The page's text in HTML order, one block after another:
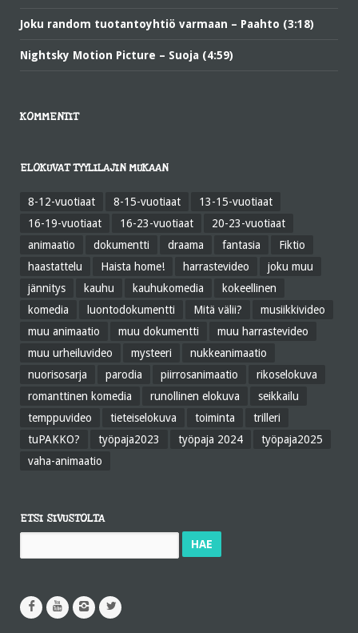
Joku random tuotantoyhtiö varmaan – Paahto (3:18)
Nightsky Motion Picture – Suoja (4:59)
KOMMENTIT
ELOKUVAT TYYLILAJIN MUKAAN
8-12-vuotiaat 8-15-vuotiaat
13-15-vuotiaat
16-19-vuotiaat
16-23-vuotiaat
20-23-vuotiaat
animaatio
dokumentti draama fantasia
Fiktio
haastattelu
Haista home! harrastevideo
joku muu
jännitys
kauhu kauhukomedia
kokeellinen
komedia
luontodokumentti Mitä välii?
musiikkivideo
muu animaatio
muu dokumentti
muu harrastevideo
muu urheiluvideo
mysteeri
nukkeanimaatio
nuorisosarja
parodia piirrosanimaatio
rikoselokuva
romanttinen komedia
runollinen elokuva
seikkailu
temppuvideo
tieteiselokuva toiminta
trilleri
tuPAKKO?
työpaja2023 työpaja 2024
työpaja2025
vaha-animaatio
ETSI SIVUSTOLTA